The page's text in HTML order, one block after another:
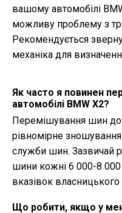
вашому автомобілі
можливу проблему з
Рекомендується
механіка для
Як часто я повинен
автомобілі BMW X2?
Перемішування шин
рівномірне
служби шин. Зазвичай
шини кожні 6 000-8
вказівок
Що робити, якщо у